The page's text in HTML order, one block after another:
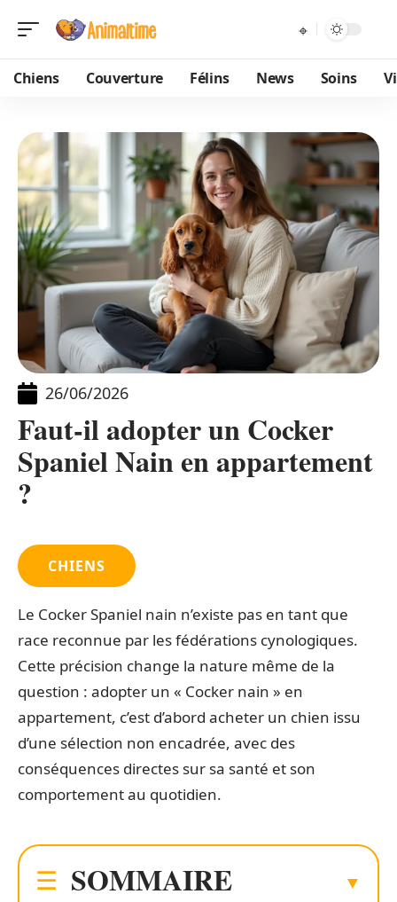
Chiens Couverture Félins News Soins
26/06/2026
Faut-il adopter un Cocker
Spaniel Nain en appartement
?
CHIENS
Le Cocker Spaniel nain n’existe pas en tant que
race reconnue par les fédérations cynologiques.
Cette précision change la nature même de la
question : adopter un « Cocker nain » en
appartement, c’est d’abord acheter un chien issu
d’une sélection non encadrée, avec des
conséquences directes sur sa santé et son
comportement au quotidien.
SOMMAIRE